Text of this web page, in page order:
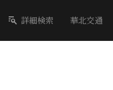
詳細検索 華北交通